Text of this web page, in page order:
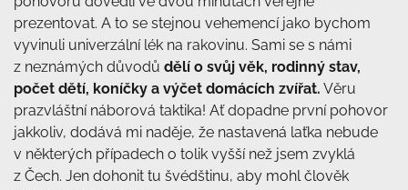
prezentovat. A to se stejnou vehemencí jako bychom
vyvinuli univerzální lék na rakovinu. Sami se s námi
z neznámých důvodů dělí o svůj věk, rodinný stav,
počet dětí, koníčky a výčet domácích zvířat. Věru
prazvláštní náborová taktika! Ať dopadne první pohovor
jakkoliv, dodává mi naděje, že nastavená laťka nebude
v některých případech o tolik vyšší než jsem zvyklá
z Čech. Jen dohonit tu švédštinu, aby mohl člověk